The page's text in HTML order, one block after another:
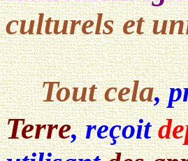
culturels et
Tout cela,
Terre, reçoit